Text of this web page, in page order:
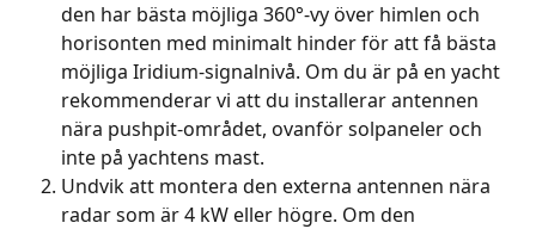
den har bästa möjliga 360°-vy över himlen och
horisonten med minimalt hinder för att få bästa
möjliga Iridium-signalnivå. Om du är på en yacht
rekommenderar vi att du installerar antennen
nära pushpit-området, ovanför solpaneler och
inte på yachtens mast.
Undvik att montera den externa antennen nära
radar som är 4 kW eller högre. Om den